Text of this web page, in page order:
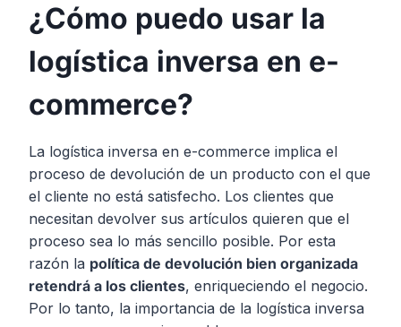
¿Cómo puedo usar la
logística inversa en e-
commerce?
La logística inversa en e-commerce implica el
proceso de devolución de un producto con el que
el cliente no está satisfecho. Los clientes que
necesitan devolver sus artículos quieren que el
proceso sea lo más sencillo posible. Por esta
razón la política de devolución bien organizada
retendrá a los clientes, enriqueciendo el negocio.
Por lo tanto, la importancia de la logística inversa